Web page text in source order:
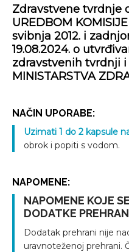
Zdravstvene tvrdnje
UREDBOM
svibnja 2012. i
19.08.2024. o
zdravstvenih tvrdnji i
MINISTARSTVA
NAČIN UPORABE:
Uzimati 1 do 2 kapsule
obrok i popiti s vodom.
NAPOMENE:
NAPOMENE KOJE
DODATKE
Dodatak prehrani nije
uravnoteženoj prehrani.